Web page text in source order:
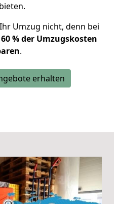
Umzug nicht, denn bei
60 % der Umzugskosten
.
erhalten